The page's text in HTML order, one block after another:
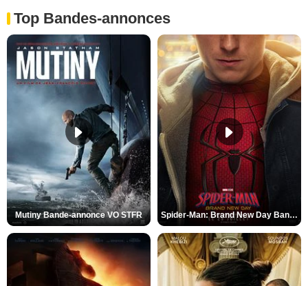
Top Bandes-annonces
Mutiny Bande-annonce VO STFR Spider-Man: Brand New Day Bande-annonce VO STFR